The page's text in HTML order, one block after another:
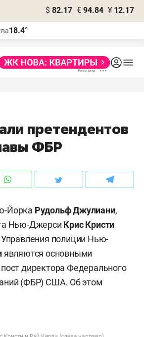
$ 82.17 € 94.84 ¥ 12.17
18.4°
претендентов
ФБР
Йорка Рудольф Джулиани,
Нью-Джерси Крис Кристи
Управления полиции Нью-
являются основными
директора Федерального
(ФБР) США. Об этом